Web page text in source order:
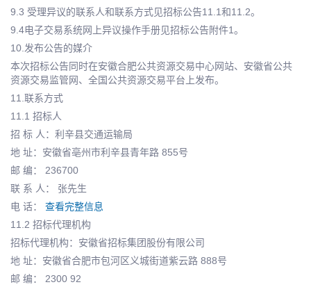
9.3 受理异议的联系人和联系方式见招标公告11.1和11.2。
9.4电子交易系统网上异议操作手册见招标公告附件1。
10.发布公告的媒介
本次招标公告同时在安徽合肥公共资源交易中心网站、安徽省公共
资源交易监管网、全国公共资源交易平台上发布。
11.联系方式
11.1 招标人
招 标 人：利辛县交通运输局
地 址：安徽省亳州市利辛县青年路 855号
邮 编： 236700
联 系 人： 张先生
电 话： 查看完整信息
11.2 招标代理机构
招标代理机构：安徽省招标集团股份有限公司
地 址：安徽省合肥市包河区义城街道紫云路 888号
邮 编： 2300 92